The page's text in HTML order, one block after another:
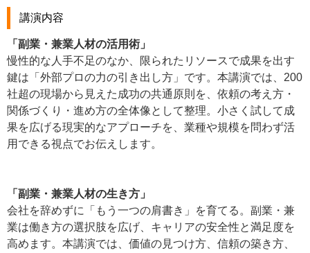
講演内容
「副業・兼業人材の活用術」
慢性的な人手不足のなか、限られたリソースで成果を出す
鍵は「外部プロの力の引き出し方」です。本講演では、200
社超の現場から見えた成功の共通原則を、依頼の考え方・
関係づくり・進め方の全体像として整理。小さく試して成
果を広げる現実的なアプローチを、業種や規模を問わず活
用できる視点でお伝えします。
「副業・兼業人材の生き方」
会社を辞めずに「もう一つの肩書き」を育てる。副業・兼
業は働き方の選択肢を広げ、キャリアの安全性と満足度を
高めます。本講演では、価値の見つけ方、信頼の築き方、